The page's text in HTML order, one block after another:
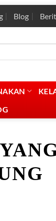
Blog